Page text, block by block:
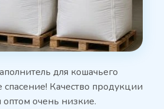
для кошачьего
спасение! Качество продукции
очень низкие.